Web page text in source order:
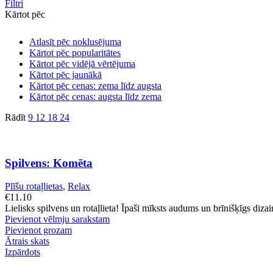
Filtri
Kārtot pēc
Atlasīt pēc noklusējuma
Kārtot pēc popularitātes
Kārtot pēc vidējā vērtējuma
Kārtot pēc jaunākā
Kārtot pēc cenas: zema līdz augsta
Kārtot pēc cenas: augsta līdz zema
Rādīt 9 12 18 24
Spilvens: Komēta
Plīšu rotaļlietas, Relax
€11.10
Lielisks spilvens un rotaļlieta! Īpaši mīksts audums un brīnišķīgs
Pievienot vēlmju sarakstam
Pievienot grozam
Ātrais skats
Izpārdots